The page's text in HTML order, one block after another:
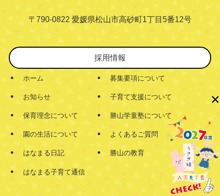
〒790-0822 愛媛県松山市高砂町1丁目5番12号
採用情報
ホーム
お知らせ
保育理念について
園の生活について
はなまる日記
はなまる子育て通信
募集要項について
子育て支援について
勝山学童塾について
よくあるご質問
勝山の教育
×